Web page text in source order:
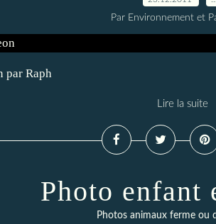
Par Environnement et
par Raph
Lire la suite
Photo enfant
Photos animaux ferme ou